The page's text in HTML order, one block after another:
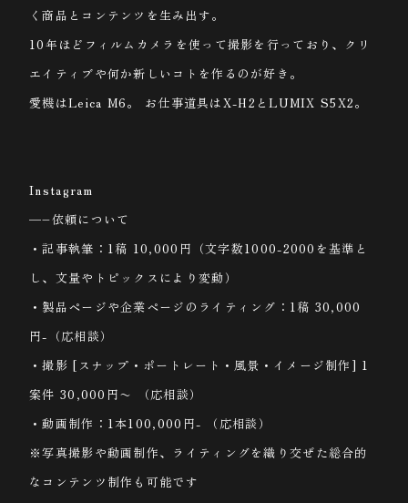
く商品とコンテンツを生み出す。
10年ほどフィルムカメラを使って撮影を行っており、クリ
エイティブや何か新しいコトを作るのが好き。
愛機はLeica M6。 お仕事道具はX-H2とLUMIX S5X2。
Instagram
—–依頼について
・記事執筆：1稿 10,000円（文字数1000-2000を基準と
し、文量やトピックスにより変動）
・製品ページや企業ページのライティング：1稿 30,000
円-（応相談）
・撮影 [スナップ・ポートレート・風景・イメージ制作] 1
案件 30,000円〜 （応相談）
・動画制作：1本100,000円- （応相談）
※写真撮影や動画制作、ライティングを織り交ぜた総合的
なコンテンツ制作も可能です